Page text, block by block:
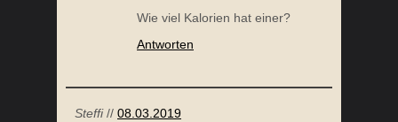
Wie viel Kalorien hat einer?
Antworten
Steffi// 08.03.2019